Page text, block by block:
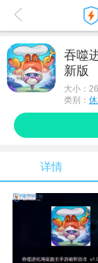
吞噬
新版
大小：
类别：
详情